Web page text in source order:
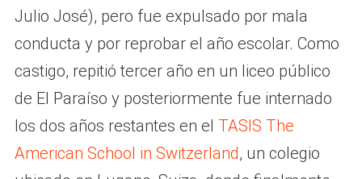
Julio José), pero fue expulsado por mala
conducta y por reprobar el año escolar. Como
castigo, repitió tercer año en un liceo público
de El Paraíso y posteriormente fue internado
los dos años restantes en el TASIS The
American School in Switzerland, un colegio